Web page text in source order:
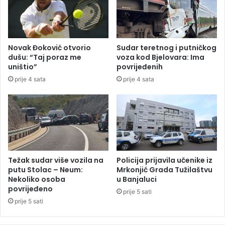
r
v
a
t
s
k
o
j
i
C
r
n
o
j
G
o
i
n
e
o
m
o
r
e
R
S
:
I
n
d
u
Novak Đoković otvorio
dušu: “Taj poraz me
uništio”
prije 4 sata
Sudar teretnog i putničkog
voza kod Bjelovara: Ima
povrijeđenih
prije 4 sata
Težak sudar više vozila na
putu Stolac – Neum:
Nekoliko osoba
povrijeđeno
prije 5 sati
Policija prijavila učenike iz
Mrkonjić Grada Tužilaštvu
u Banjaluci
prije 5 sati